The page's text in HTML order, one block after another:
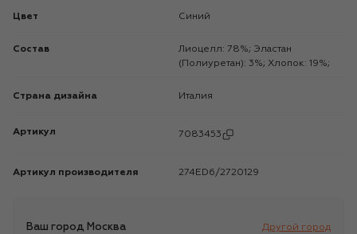
Цвет Синий
Состав
Лиоцелл: 78%; Эластан
(Полиуретан): 3%; Хлопок: 19%;
Страна дизайна Италия
Артикул 7083453
Артикул производителя 274ED6/2720129
Ваш город Москва Другой город